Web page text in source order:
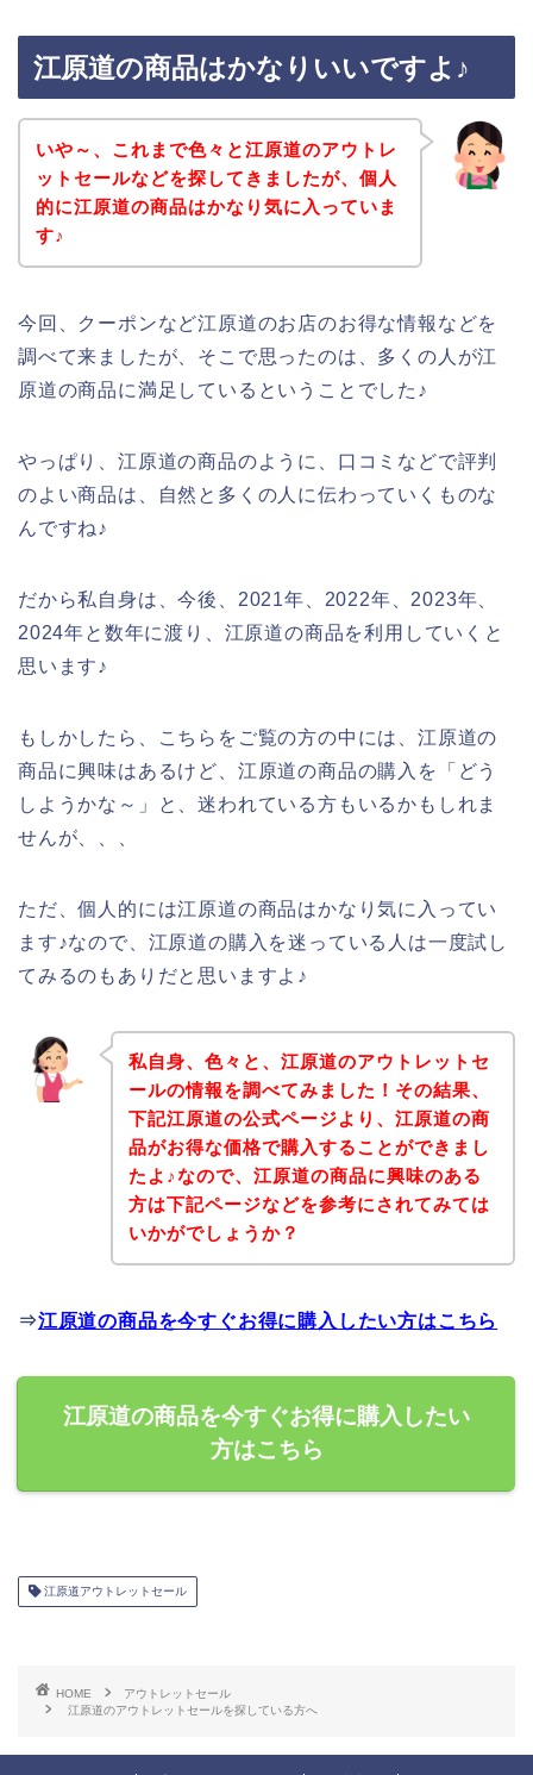
江原道の商品はかなりいいですよ♪
いや～、これまで色々と江原道のアウトレ
ットセールなどを探してきましたが、個人
的に江原道の商品はかなり気に入っていま
す♪
今回、クーポンなど江原道のお店のお得な情報などを
調べて来ましたが、そこで思ったのは、多くの人が江
原道の商品に満足しているということでした♪
やっぱり、江原道の商品のように、口コミなどで評判
のよい商品は、自然と多くの人に伝わっていくものな
んですね♪
だから私自身は、今後、2021年、2022年、2023年、
2024年と数年に渡り、江原道の商品を利用していくと
思います♪
もしかしたら、こちらをご覧の方の中には、江原道の
商品に興味はあるけど、江原道の商品の購入を「どう
しようかな～」と、迷われている方もいるかもしれま
せんが、、、
ただ、個人的には江原道の商品はかなり気に入ってい
ます♪なので、江原道の購入を迷っている人は一度試し
てみるのもありだと思いますよ♪
私自身、色々と、江原道のアウトレットセ
ールの情報を調べてみました！その結果、
下記江原道の公式ページより、江原道の商
品がお得な価格で購入することができまし
たよ♪なので、江原道の商品に興味のある
方は下記ページなどを参考にされてみては
いかがでしょうか？
⇒江原道の商品を今すぐお得に購入したい方はこちら
江原道の商品を今すぐお得に購入したい
方はこちら
江原道アウトレットセール
HOME
アウトレットセール
江原道のアウトレットセールを探している方へ